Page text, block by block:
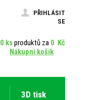
PŘIHLÁSIT
SE
0 ksproduktů za 0 Kč
Nákupní košík
3D tisk